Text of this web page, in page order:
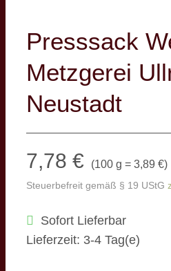
Presssack
Metzgerei
Neustadt
7,78 € (100 g = 3,89 €)
Steuerbefreit gemäß § 19 UStG
Sofort Lieferbar
Lieferzeit: 3-4 Tag(e)